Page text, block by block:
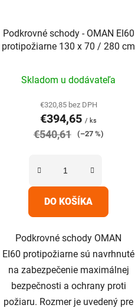
Podkrovné schody - OMAN EI60
protipožiarne 130 x 70 / 280 cm
hodnotenie
produktu
je
5,0
Skladom u dodávateľa
€320,85 bez DPH
€394,65 / ks
€540,61 (–27 %)
DO KOŠÍKA
Podkrovné schody OMAN
EI60 protipožiarne sú navrhnuté
na zabezpečenie maximálnej
bezpečnosti a ochrany proti
požiaru. Rozmer je uvedený pre